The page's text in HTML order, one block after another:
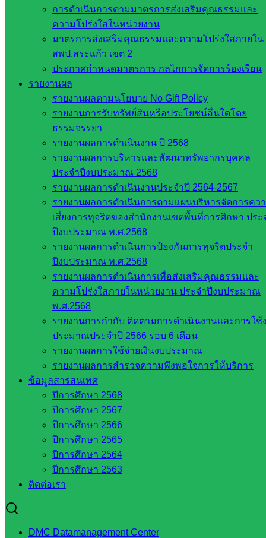
การดำเนินการตามมาตรการส่งเสริมคุณธรรมและ
ความโปร่งใสในหน่วยงาน
มาตรการส่งเสริมคุณธรรมและความโปร่งใสภายใน
สพป.สระแก้ว เขต 2
ประกาศกำหนดมาตรการ กลไกการจัดการร้องเรียน
รายงานผล
รายงานผลตามนโยบาย No Gift Policy
รายงานการรับทรัพย์สินหรือประโยชน์อื่นใดโดย
ธรรมจรรยา
รายงานผลการดำเนินงาน ปี 2568
รายงานผลการบริหารและพัฒนาทรัพยากรบุคคล
ประจำปีงบประมาณ 2568
รายงานผลการดำเนินงานประจำปี 2564-2567
รายงานผลการดำเนินการตามแผนบริหารจัดการคว
เสี่ยงการทุจริตของสำนักงานเขตพื้นที่การศึกษา ประ
ปีงบประมาณ พ.ศ.2568
รายงานผลการดำเนินการป้องกันการทุจริตประจำ
ปีงบประมาณ พ.ศ.2568
รายงานผลการดำเนินการเพื่อส่งเสริมคุณธรรมและ
ความโปร่งใสภายในหน่วยงาน ประจำปีงบประมาณ
พ.ศ.2568
รายงานการกำกับ ติดตามการดำเนินงานและการใช้
ประมาณประจำปี 2566 รอบ 6 เดือน
รายงานผลการใช้จ่ายเงินงบประมาณ
รายงานผลการสำรวจความพึงพอใจการให้บริการ
ข้อมูลสารสนเทศ
ปีการศึกษา 2568
ปีการศึกษา 2567
ปีการศึกษา 2566
ปีการศึกษา 2565
ปีการศึกษา 2564
ปีการศึกษา 2563
ติดต่อเรา
DMC Datamanagement Center
สำนักงาน
ส.ก.ส.ค
หน่วยงาน
ในจังหวัด
สระแก้ว
จังหวัด
สระแก้ว
องค์การ
บริหาร
ส่วน
จังหวัด
สระแก้ว
ศึกษาธิการ
จังหวัด
สระแก้ว
สำนักงาน
ส.ก.ส.ค.
จังหวัด
สระแก้ว
สระแก้ว
เขต 1
สพป.สระแก้ว
เขต 2
โรงเรียน
ในสังกัด
สพป.สระแก้ว
เขต 1
โรงเรียน
ในสังกัด
วิทยาลัย